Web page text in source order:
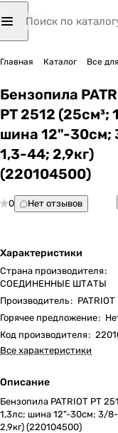
Главная Каталог Все
Бензопила
PT 2512 (25см³;
шина 12"-30см;
1,3-44; 2,9кг)
(220104500)
0 Нет отзывов
Характеристики
Страна производителя:
СОЕДИНЕННЫЕ ШТАТЫ
Производитель: PATRIOT
Горячее предложение:
Код производителя:
Все характеристики
Описание
Бензопила PATRIOT PT
1,3лс; шина 12"-30см; 3/
2,9кг) (220104500)